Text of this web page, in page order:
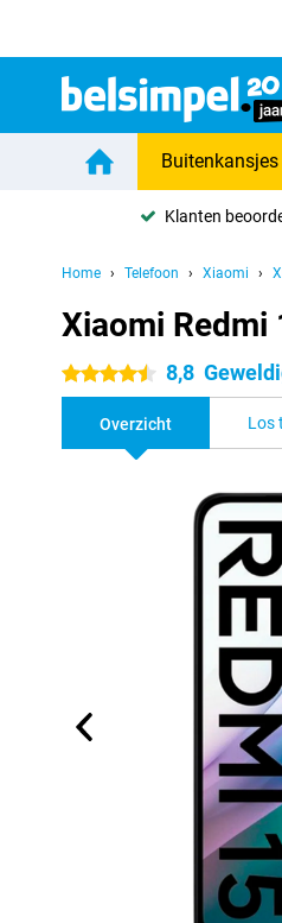
Buitenkansjes
Klanten
Home Telefoon Xiaomi
Xiaomi Redmi
4.5 sterren 8,8
Overzicht Los